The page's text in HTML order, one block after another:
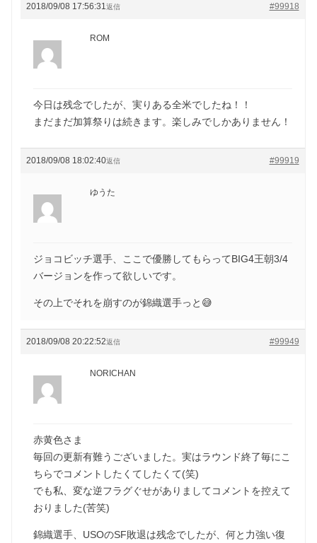
2018/09/08 17:56:31 #99918
返信
ROM
今日は残念でしたが、実りある全米でしたね！！
まだまだ加算祭りは続きます。楽しみでしかありません！
2018/09/08 18:02:40 #99919
返信
ゆうた
ジョコビッチ選手、ここで優勝してもらってBIG4王朝3/4
バージョンを作って欲しいです。
その上でそれを崩すのが錦織選手っと😅
2018/09/08 20:22:52 #99949
返信
NORICHAN
赤黄色さま
毎回の更新有難うございました。実はラウンド終了毎にこ
ちらでコメントしたくてしたくて(笑)
でも私、変な逆フラグぐせがありましてコメントを控えて
おりました(苦笑)
錦織選手、USOのSF敗退は残念でしたが、何と力強い復